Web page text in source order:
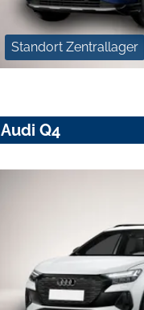
Standort Zentrallager
Audi Q4